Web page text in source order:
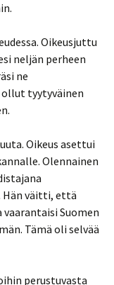
Oikeusjuttu
neljän perheen
ne
tyytyväinen
Oikeus asettui
Olennainen
väitti, että
Suomen
Tämä oli selvää
perustuvasta